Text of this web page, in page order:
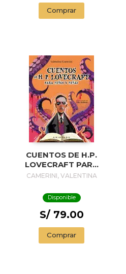
Comprar
CUENTOS DE H.P.
LOVECRAFT PARA
NIÑOS Y NIÑAS
CAMERINI, VALENTINA
Disponible
S/ 79.00
Comprar